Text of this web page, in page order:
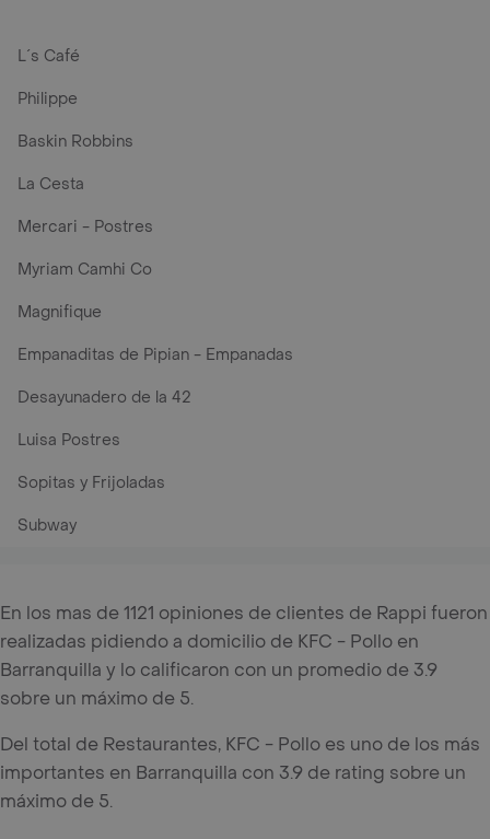
L´s Café
Philippe
Baskin Robbins
La Cesta
Mercari - Postres
Myriam Camhi Co
Magnifique
Empanaditas de Pipian - Empanadas
Desayunadero de la 42
Luisa Postres
Sopitas y Frijoladas
Subway
En los mas de 1121 opiniones de clientes de Rappi fueron
realizadas pidiendo a domicilio de KFC - Pollo en
Barranquilla y lo calificaron con un promedio de 3.9
sobre un máximo de 5.
Del total de Restaurantes, KFC - Pollo es uno de los más
importantes en Barranquilla con 3.9 de rating sobre un
máximo de 5.